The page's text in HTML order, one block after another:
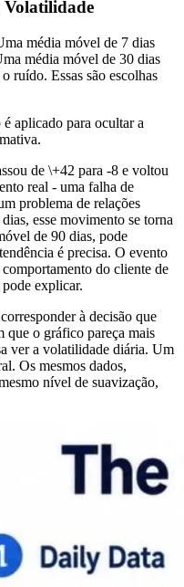
Volatilidade
média móvel de 7 dias
média móvel de 30 dias
ruído. Essas são escolhas
aplicado para ocultar a
de \+42 para -8 e voltou
real - uma falha de
problema de relações
esse movimento se torna
de 90 dias, pode
é precisa. O evento
do cliente de
explicar.
à decisão que
que o gráfico pareça mais
ver a volatilidade diária. Um
Os mesmos dados,
nível de suavização,